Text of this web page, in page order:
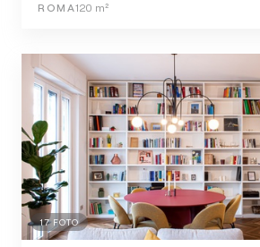
ROMA120 m²
17FOTO